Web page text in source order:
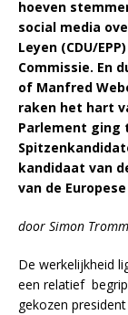
hoeven
social media
Leyen (CDU/
Commissie. En
of Manfred
raken het hart
Parlement ging
kandidaat van
van de
door Simon
De werkelijkheid
een relatief
gekozen